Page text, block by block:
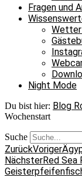
Fragen und
Wetter
Night Mode
Du bist hier: Blog
Wochenstart
Suche
ZurückVoriger
NächsterRed Sea